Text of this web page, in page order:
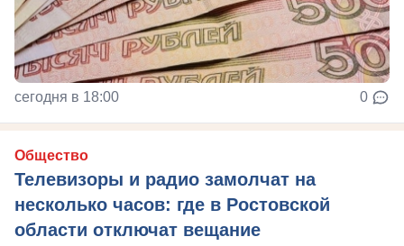
сегодня в 18:00 0
Общество
Телевизоры и радио замолчат на
несколько часов: где в Ростовской
области отключат вещание